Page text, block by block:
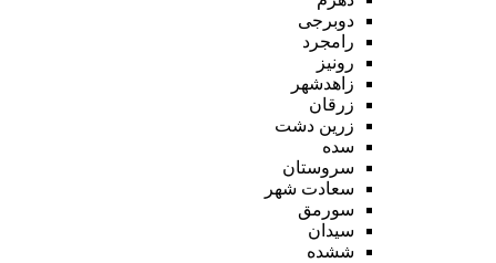
دوبرجی
رامجرد
رونیز
زاهدشهر
زرقان
زرین دشت
سده
سروستان
سعادت شهر
سورمق
سیدان
ششده